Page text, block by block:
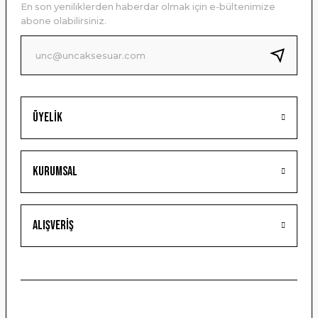
Ürün bilgilerinde hatalar bulunuyor.
Ürün fiyatı diğer sitelerden daha pahalı.
Bu ürüne benzer farklı alternatifler olmalı.
Gönder
Üyelik
Kurumsal
Alışveriş
En son yeniliklerden haberdar olmak için e-bültenimize
abone olabilirsiniz.